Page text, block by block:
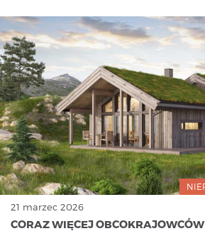
21 marzec 2026
CORAZ WIĘCEJ